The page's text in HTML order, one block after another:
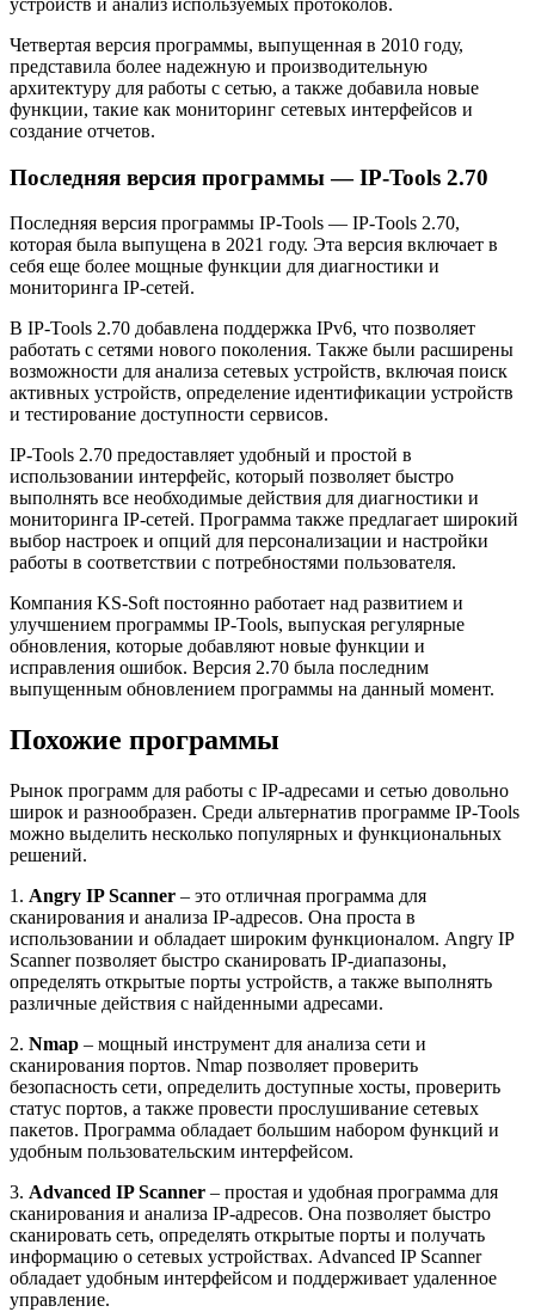
Четвертая версия программы, выпущенная в 2010 году,
представила более надежную и производительную
архитектуру для работы с сетью, а также добавила новые
функции, такие как мониторинг сетевых интерфейсов и
создание отчетов.
Последняя версия программы — IP-Tools 2.70
Последняя версия программы IP-Tools — IP-Tools 2.70,
которая была выпущена в 2021 году. Эта версия включает в
себя еще более мощные функции для диагностики и
мониторинга IP-сетей.
В IP-Tools 2.70 добавлена поддержка IPv6, что позволяет
работать с сетями нового поколения. Также были расширены
возможности для анализа сетевых устройств, включая поиск
активных устройств, определение идентификации устройств
и тестирование доступности сервисов.
IP-Tools 2.70 предоставляет удобный и простой в
использовании интерфейс, который позволяет быстро
выполнять все необходимые действия для диагностики и
мониторинга IP-сетей. Программа также предлагает широкий
выбор настроек и опций для персонализации и настройки
работы в соответствии с потребностями пользователя.
Компания KS-Soft постоянно работает над развитием и
улучшением программы IP-Tools, выпуская регулярные
обновления, которые добавляют новые функции и
исправления ошибок. Версия 2.70 была последним
выпущенным обновлением программы на данный момент.
Похожие программы
Рынок программ для работы с IP-адресами и сетью довольно
широк и разнообразен. Среди альтернатив программе IP-Tools
можно выделить несколько популярных и функциональных
решений.
1. Angry IP Scanner – это отличная программа для
сканирования и анализа IP-адресов. Она проста в
использовании и обладает широким функционалом. Angry IP
Scanner позволяет быстро сканировать IP-диапазоны,
определять открытые порты устройств, а также выполнять
различные действия с найденными адресами.
2. Nmap – мощный инструмент для анализа сети и
сканирования портов. Nmap позволяет проверить
безопасность сети, определить доступные хосты, проверить
статус портов, а также провести прослушивание сетевых
пакетов. Программа обладает большим набором функций и
удобным пользовательским интерфейсом.
3. Advanced IP Scanner – простая и удобная программа для
сканирования и анализа IP-адресов. Она позволяет быстро
сканировать сеть, определять открытые порты и получать
информацию о сетевых устройствах. Advanced IP Scanner
обладает удобным интерфейсом и поддерживает удаленное
управление.